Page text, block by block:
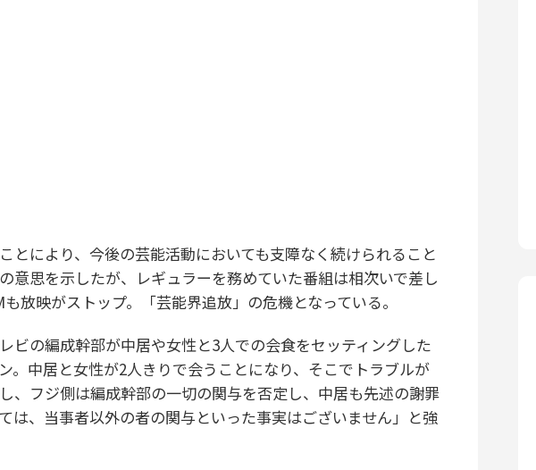
とにより、今後の芸能活動においても支障なく続けられること
意思を示したが、レギュラーを務めていた番組は相次いで差し
放映がストップ。「芸能界追放」の危機となっている。
ビの編成幹部が中居や女性と3人での会食をセッティングした
。中居と女性が2人きりで会うことになり、そこでトラブルが
、フジ側は編成幹部の一切の関与を否定し、中居も先述の謝罪
は、当事者以外の者の関与といった事実はございません」と強